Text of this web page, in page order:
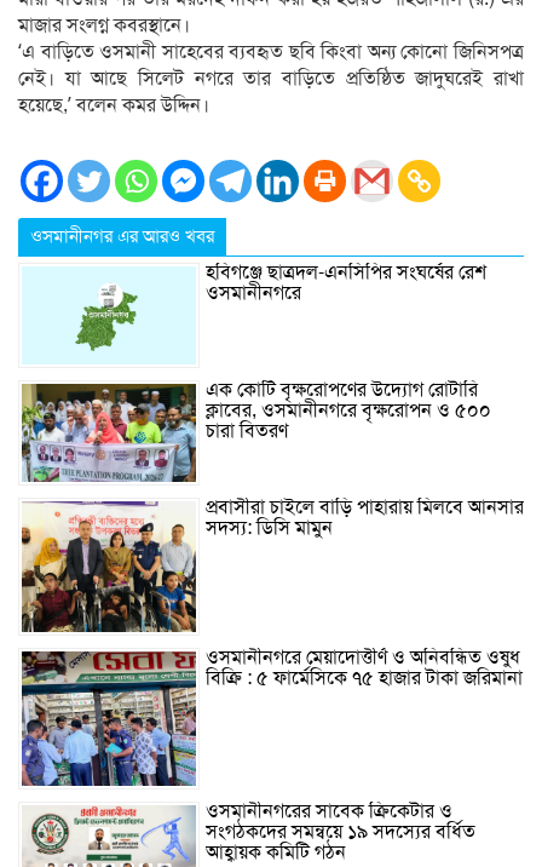
মাজার সংলগ্ন কবরস্থানে।
‘এ বাড়িতে ওসমানী সাহেবের ব্যবহৃত ছবি কিংবা অন্য কোনো জিনিসপত্র
নেই। যা আছে সিলেট নগরে তার বাড়িতে প্রতিষ্ঠিত জাদুঘরেই রাখা
হয়েছে,’ বলেন কমর উদ্দিন।
ওসমানীনগর এর আরও খবর
হবিগঞ্জে ছাত্রদল-এনসিপির সংঘর্ষের রেশ
ওসমানীনগরে
এক কোটি বৃক্ষরোপণের উদ্যোগ রোটারি
ক্লাবের, ওসমানীনগরে বৃক্ষরোপন ও ৫০০
চারা বিতরণ
প্রবাসীরা চাইলে বাড়ি পাহারায় মিলবে আনসার
সদস্য: ডিসি মামুন
ওসমানীনগরে মেয়াদোত্তীর্ণ ও অনিবন্ধিত ওষুধ
বিক্রি : ৫ ফার্মেসিকে ৭৫ হাজার টাকা জরিমানা
ওসমানীনগরের সাবেক ক্রিকেটার ও
সংগঠকদের সমন্বয়ে ১৯ সদস্যের বর্ধিত
আহ্বায়ক কমিটি গঠন